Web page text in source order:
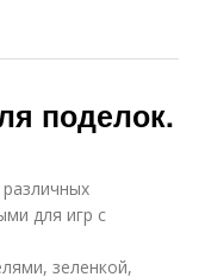
поделок.
для игр с
зеленкой,